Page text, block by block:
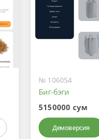
№ 106054
Биг-бэги
5150000 сум
Демоверсия